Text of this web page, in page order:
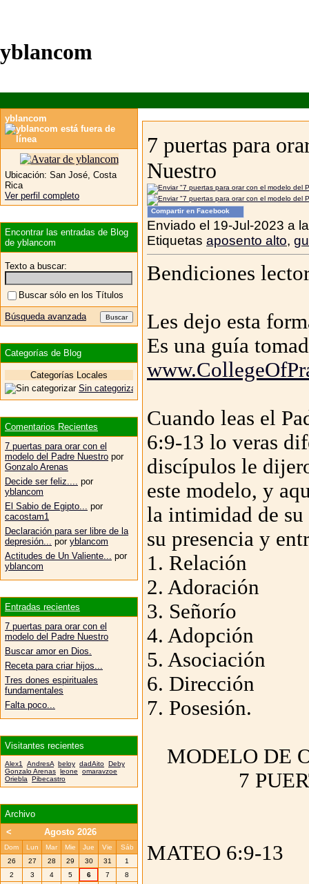
yblancom
7 puertas para
Nuestro
Compartir en Facebook
Enviado el 19-Jul-2023 a
Etiquetas aposento alto,
Bendiciones
Les dejo esta
Es una guía
Cuando leas el
6:9-13 lo veras
discípulos le
este modelo, y
la intimidad de su
su presencia y
1. Relación
2. Adoración
3. Señorío
4. Adopción
5. Asociación
6. Dirección
7. Posesión.
MODELO DE
7
MATEO 6:9-13
yblancom
Ubicación: San José, Costa
Rica
Ver perfil completo
Encontrar las entradas de Blog
de yblancom
Texto a buscar:
Buscar sólo en los Títulos
Búsqueda avanzada
Categorías de Blog
Categorías Locales
Sin categorizar
Comentarios Recientes
7 puertas para orar con el
modelo del Padre Nuestro por
Gonzalo Arenas
Decide ser feliz.... por
yblancom
El Sabio de Egipto... por
cacostam1
Declaración para ser libre de la
depresión... por yblancom
Actitudes de Un Valiente... por
yblancom
Entradas recientes
7 puertas para orar con el
modelo del Padre Nuestro
Buscar amor en Dios.
Receta para criar hijos...
Tres dones espirituales
fundamentales
Falta poco...
Visitantes recientes
Alex1 AndresA beloy dadAito
Deby
Gonzalo Arenas
leone
omaravzoe
Oriebla
Pibecastro
Archivo
<
Agosto 2026
Dom Lun Mar Mie Jue Vie
Sáb
26
27 28 29 30 31
1
2
3 4 5 6 7
8